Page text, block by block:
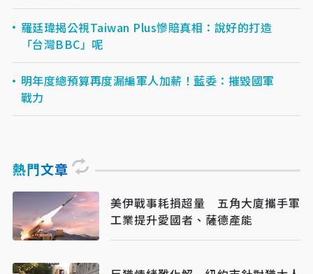
羅廷瑋揭公視Taiwan Plus慘賠真相：說好的打造
「台灣BBC」呢
明年度總預算再度漏編軍人加薪！藍委：摧毀國軍
戰力
熱門文章
美伊戰事耗損超量 五角大廈攜手軍
工業提升愛國者、薩德產能